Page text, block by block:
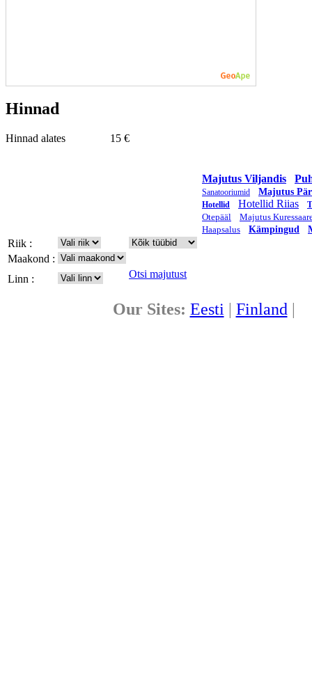
Hinnad
Hinnad alates 15 €
Majutus Viljandis
Sanatooriumid Majutus
Hotellid Hotellid Riias
Otepääl
Majutus
Haapsalus
Kämpingud
Riik :
Maakond :
Linn :
Otsi majutust
Our Sites: Eesti | Finland |